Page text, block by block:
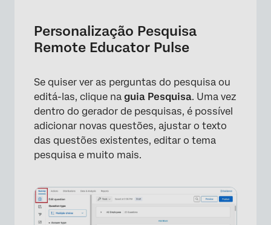
Personalização Pesquisa
Remote Educator Pulse
Se quiser ver as perguntas do pesquisa ou
editá-las, clique na guia Pesquisa. Uma vez
dentro do gerador de pesquisas, é possível
adicionar novas questões, ajustar o texto
das questões existentes, editar o tema
pesquisa e muito mais.